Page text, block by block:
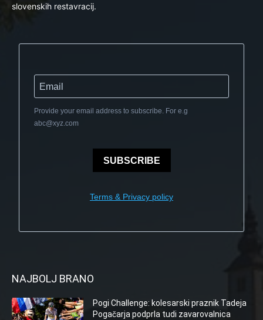
slovenskih restavracij.
Provide your email address to subscribe. For e.g
abc@xyz.com
SUBSCRIBE
Terms & Privacy policy
NAJBOLJ BRANO
Pogi Challenge: kolesarski praznik Tadeja
Pogačarja podprla tudi zavarovalnica